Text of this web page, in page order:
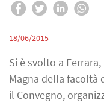
18/06/2015
Si è svolto a
Magna della facoltà
il Convegno,